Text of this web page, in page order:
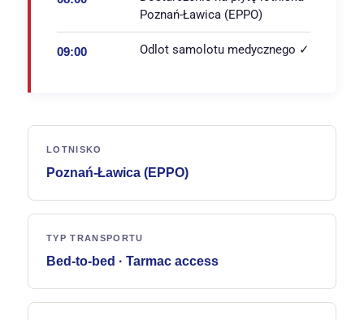
Poznań-Ławica (EPPO)
09:00 Odlot samolotu medycznego ✓
LOTNISKO
Poznań-Ławica (EPPO)
TYP TRANSPORTU
Bed-to-bed · Tarmac access